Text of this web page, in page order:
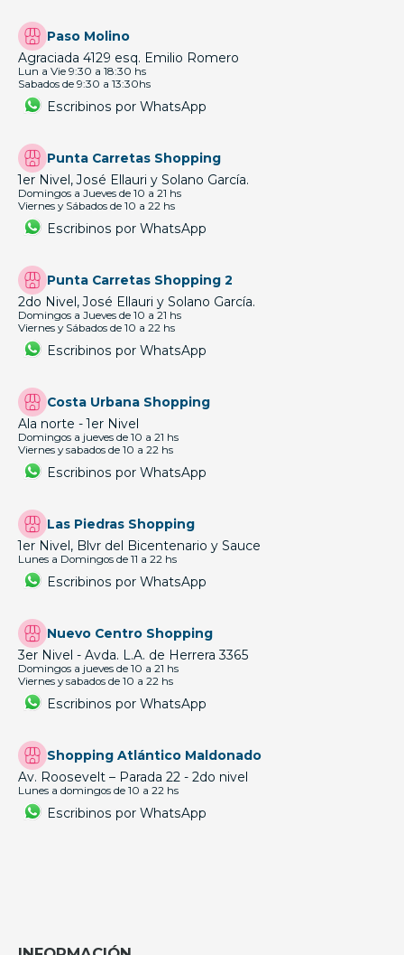
Paso Molino
Agraciada 4129 esq. Emilio Romero
Lun a Vie 9:30 a 18:30 hs
Sabados de 9:30 a 13:30hs
Escribinos por WhatsApp
Punta Carretas Shopping
1er Nivel, José Ellauri y Solano García.
Domingos a Jueves de 10 a 21 hs
Viernes y Sábados de 10 a 22 hs
Escribinos por WhatsApp
Punta Carretas Shopping 2
2do Nivel, José Ellauri y Solano García.
Domingos a Jueves de 10 a 21 hs
Viernes y Sábados de 10 a 22 hs
Escribinos por WhatsApp
Costa Urbana Shopping
Ala norte - 1er Nivel
Domingos a jueves de 10 a 21 hs
Viernes y sabados de 10 a 22 hs
Escribinos por WhatsApp
Las Piedras Shopping
1er Nivel, Blvr del Bicentenario y Sauce
Lunes a Domingos de 11 a 22 hs
Escribinos por WhatsApp
Nuevo Centro Shopping
3er Nivel - Avda. L.A. de Herrera 3365
Domingos a jueves de 10 a 21 hs
Viernes y sabados de 10 a 22 hs
Escribinos por WhatsApp
Shopping Atlántico Maldonado
Av. Roosevelt – Parada 22 - 2do nivel
Lunes a domingos de 10 a 22 hs
Escribinos por WhatsApp